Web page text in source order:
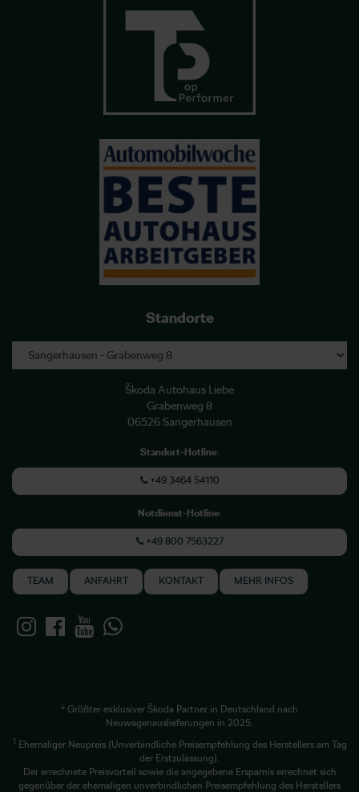
Standorte
Škoda Autohaus Liebe
Grabenweg 8
06526 Sangerhausen
Standort-Hotline:
+49 3464 54110
Notdienst-Hotline:
+49 800 7563227
TEAM ANFAHRT KONTAKT MEHR INFOS
* Größter exklusiver Škoda Partner in Deutschland nach
Neuwagenauslieferungen in 2025.
1
Ehemaliger Neupreis (Unverbindliche Preisempfehlung des Herstellers am Tag
der Erstzulassung).
Der errechnete Preisvorteil sowie die angegebene Ersparnis errechnet sich
gegenüber der ehemaligen unverbindlichen Preisempfehlung des Herstellers